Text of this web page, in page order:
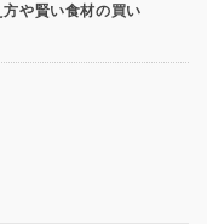
や賢い食材の買い